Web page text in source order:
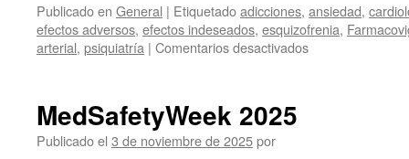
Publicado en General | Etiquetadoadicciones, ansiedad,
efectos adversos, efectos indeseados, esquizofrenia,
arterial, psiquiatría | Comentarios desactivados
MedSafetyWeek 2025
Publicado el 3 de noviembre de 2025por